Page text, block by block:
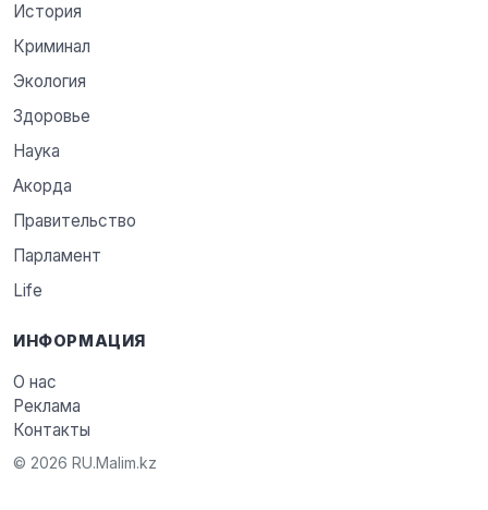
История
Криминал
Экология
Здоровье
Наука
Акорда
Правительство
Парламент
Life
ИНФОРМАЦИЯ
О нас
Реклама
Контакты
© 2026 RU.Malim.kz